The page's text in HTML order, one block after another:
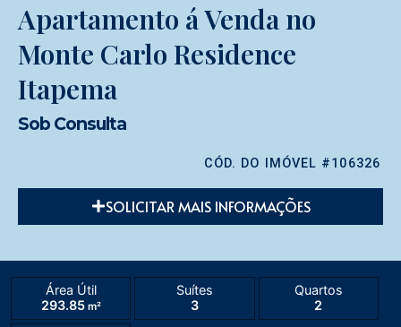
Apartamento á Venda no
Monte Carlo Residence
Itapema
Sob Consulta
CÓD. DO IMÓVEL #106326
SOLICITAR MAIS INFORMAÇÕES
Área Útil
293.85m²
Suítes
3
Quartos
2